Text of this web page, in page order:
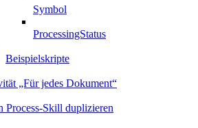
Symbol
ProcessingStatus
Beispielskripte
„Für jedes Dokument“
Process-Skill duplizieren